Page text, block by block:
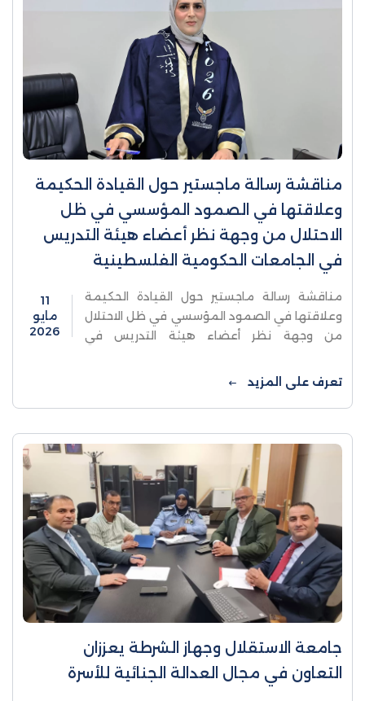
مناقشة رسالة ماجستير حول القيادة الحكيمة
وعلاقتها في الصمود المؤسسي في ظل
الاحتلال من وجهة نظر أعضاء هيئة التدريس
في الجامعات الحكومية الفلسطينية
مناقشة رسالة ماجستير حول القيادة الحكيمة
وعلاقتها في الصمود المؤسسي في ظل الاحتلال
من وجهة نظر أعضاء هيئة التدريس في
الدراسات العليا والبحث العلمي في جامعة ...
11
مايو
2026
تعرف على المزيد
جامعة الاستقلال وجهاز الشرطة يعززان
التعاون في مجال العدالة الجنائية للأسرة